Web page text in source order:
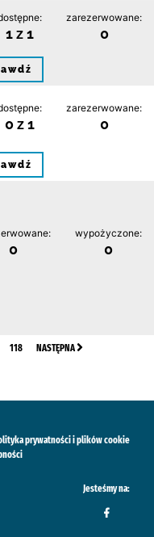
1 z 1
zarezerwowane:
0
0 z 1
zarezerwowane:
0
0
wypożyczone:
0
118 NASTĘPNA
prywatności i plików cookie
Jesteśmy na: